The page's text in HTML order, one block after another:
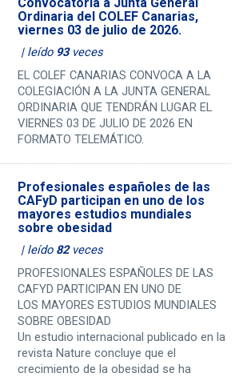
Ordinaria del COLEF Canarias,
viernes 03 de julio de 2026.
| leído 93veces
EL COLEF CANARIAS CONVOCA A LA
COLEGIACIÓN A LA JUNTA GENERAL
ORDINARIA QUE TENDRÁN LUGAR EL
VIERNES 03 DE JULIO DE 2026 EN
FORMATO TELEMÁTICO.
Profesionales españoles de las
CAFyD participan en uno de los
mayores estudios mundiales
sobre obesidad
| leído 82veces
PROFESIONALES ESPAÑOLES DE LAS
CAFYD PARTICIPAN EN UNO DE
LOS MAYORES ESTUDIOS MUNDIALES
SOBRE OBESIDAD
Un estudio internacional publicado en la
revista Nature concluye que el
crecimiento de la obesidad se ha